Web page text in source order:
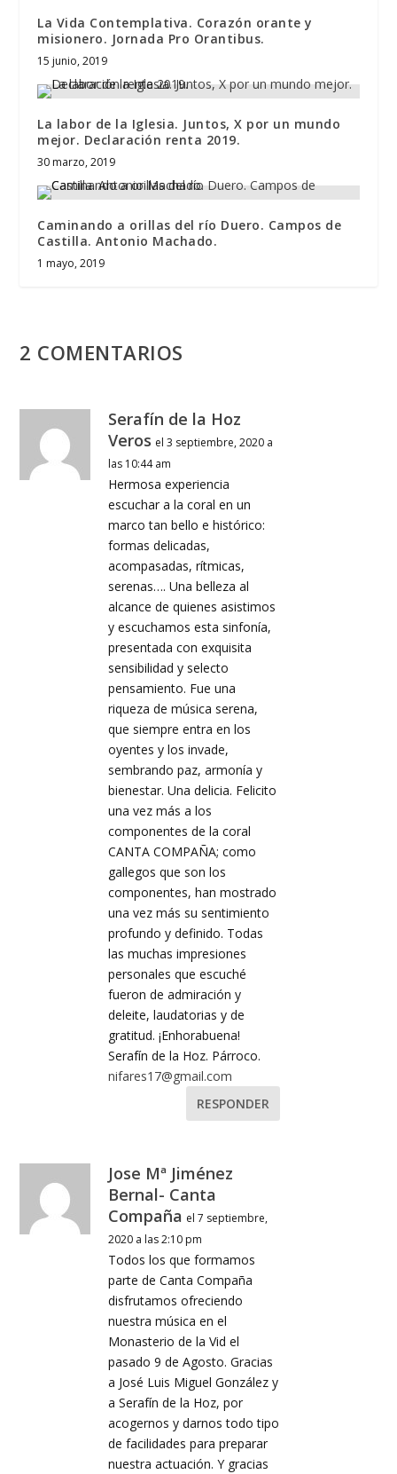
La Vida Contemplativa. Corazón orante y
misionero. Jornada Pro Orantibus.
15 junio, 2019
La labor de la Iglesia. Juntos, X por un mundo
mejor. Declaración renta 2019.
30 marzo, 2019
Caminando a orillas del río Duero. Campos de
Castilla. Antonio Machado.
1 mayo, 2019
2 COMENTARIOS
Serafín de la Hoz
Veros el 3 septiembre, 2020 a
las 10:44 am
Hermosa experiencia
escuchar a la coral en un
marco tan bello e histórico:
formas delicadas,
acompasadas, rítmicas,
serenas…. Una belleza al
alcance de quienes asistimos
y escuchamos esta sinfonía,
presentada con exquisita
sensibilidad y selecto
pensamiento. Fue una
riqueza de música serena,
que siempre entra en los
oyentes y los invade,
sembrando paz, armonía y
bienestar. Una delicia. Felicito
una vez más a los
componentes de la coral
CANTA COMPAÑA; como
gallegos que son los
componentes, han mostrado
una vez más su sentimiento
profundo y definido. Todas
las muchas impresiones
personales que escuché
fueron de admiración y
deleite, laudatorias y de
gratitud. ¡Enhorabuena!
Serafín de la Hoz. Párroco.
nifares17@gmail.com
RESPONDER
Jose Mª Jiménez
Bernal- Canta
Compaña el 7 septiembre,
2020 a las 2:10 pm
Todos los que formamos
parte de Canta Compaña
disfrutamos ofreciendo
nuestra música en el
Monasterio de la Vid el
pasado 9 de Agosto. Gracias
a José Luis Miguel González y
a Serafín de la Hoz, por
acogernos y darnos todo tipo
de facilidades para preparar
nuestra actuación. Y gracias